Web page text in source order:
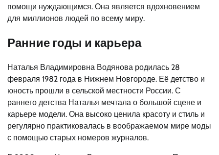
помощи нуждающимся. Она является вдохновением
для миллионов людей по всему миру.
Ранние годы и карьера
Наталья Владимировна Водянова родилась 28
февраля 1982 года в Нижнем Новгороде. Её детство и
юность прошли в сельской местности России. С
раннего детства Наталья мечтала о большой сцене и
карьере модели. Она высоко ценила красоту и стиль и
регулярно практиковалась в воображаемом мире моды
с помощью старых номеров журналов.